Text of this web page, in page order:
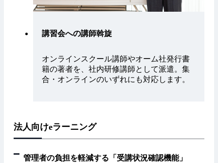
講習会への講師斡旋
オンラインスクール講師やオーム社発行書
籍の著者を、社内研修講師として派遣。集
合・オンラインのいずれにも対応します。
法人向けeラーニング
管理者の負担を軽減する「受講状況確認機能」